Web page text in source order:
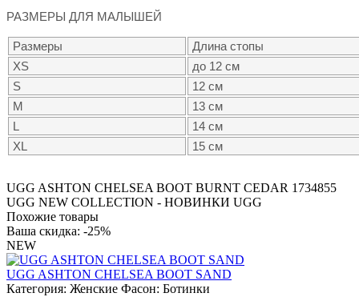
РАЗМЕРЫ ДЛЯ МАЛЫШЕЙ
Размеры
Длина стопы
XS
до 12 см
S
12 см
M
13 см
L
14 см
XL
15 см
UGG ASHTON CHELSEA BOOT BURNT CEDAR 1734855
UGG NEW COLLECTION - НОВИНКИ UGG
Похожие товары
Ваша скидка: -25%
NEW
UGG ASHTON CHELSEA BOOT SAND
Категория: Женские Фасон: Ботинки